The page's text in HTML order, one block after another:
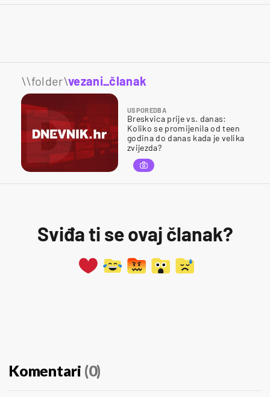
\\folder\vezani_članak
USPOREDBA
Breskvica prije vs. danas:
Koliko se promijenila od teen
godina do danas kada je velika
zvijezda?
Sviđa ti se ovaj članak?
Komentari (0)